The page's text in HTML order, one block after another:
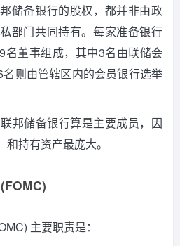
储备银行的股权，都并非由政
部门共同持有。 每家准备银行
名董事组成，其中3名由联储会
则由管辖区内的会员银行选举
邦储备银行算是主要成员，因
持有资产最庞大。
主要职责是：